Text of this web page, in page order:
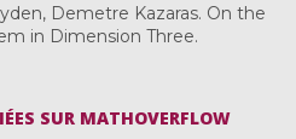
Demetre Kazaras. On the
in Dimension Three.
SUR MATHOVERFLOW